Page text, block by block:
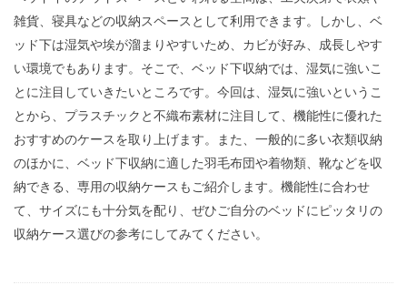
雑貨、寝具などの収納スペースとして利用できます。しかし、ベ
ッド下は湿気や埃が溜まりやすいため、カビが好み、成長しやす
い環境でもあります。そこで、ベッド下収納では、湿気に強いこ
とに注目していきたいところです。今回は、湿気に強いというこ
とから、プラスチックと不織布素材に注目して、機能性に優れた
おすすめのケースを取り上げます。また、一般的に多い衣類収納
のほかに、ベッド下収納に適した羽毛布団や着物類、靴などを収
納できる、専用の収納ケースもご紹介します。機能性に合わせ
て、サイズにも十分気を配り、ぜひご自分のベッドにピッタリの
収納ケース選びの参考にしてみてください。